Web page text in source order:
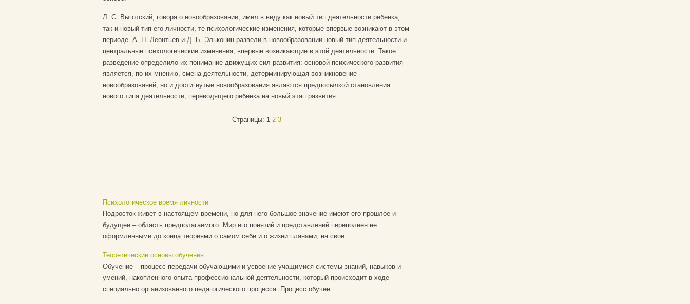
Л. С. Выготский, говоря о новообразовании, имел в виду как новый тип деятельности ребенка,
так и новый тип его личности, те психологические изменения, которые впервые возникают в этом
периоде. А. Н. Леонтьев и Д. Б. Эльконин развели в новообразовании новый тип деятельности и
центральные психологические изменения, впервые возникающие в этой деятельности. Такое
разведение определило их понимание движущих сил развития: основой психического развития
является, по их мнению, смена деятельности, детерминирующая возникновение
новообразований; но и достигнутые новообразования являются предпосылкой становления
нового типа деятельности, переводящего ребенка на новый этап развития.
Страницы: 1 2 3
Психологическое время личности
Подросток живет в настоящем времени, но для него большое значение имеют его прошлое и
будущее – область предполагаемого. Мир его понятий и представлений переполнен не
оформленными до конца теориями о самом себе и о жизни планами, на свое ...
Теоретические основы обучения
Обучение – процесс передачи обучающими и усвоение учащимися системы знаний, навыков и
умений, накопленного опыта профессиональной деятельности, который происходит в ходе
специально организованного педагогического процесса. Процесс обучен ...